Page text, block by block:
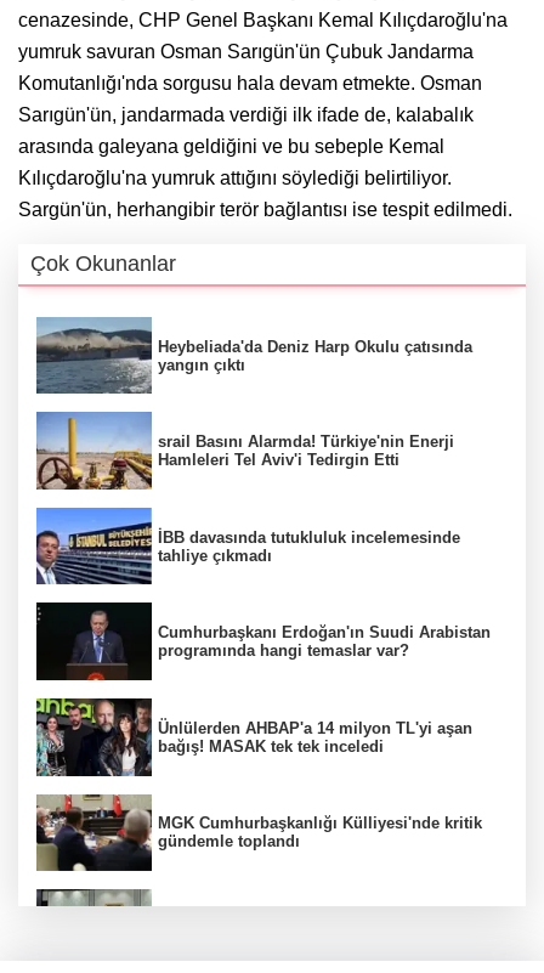
cenazesinde, CHP Genel Başkanı Kemal Kılıçdaroğlu'na
yumruk savuran Osman Sarıgün'ün Çubuk Jandarma
Komutanlığı'nda sorgusu hala devam etmekte. Osman
Sarıgün'ün, jandarmada verdiği ilk ifade de, kalabalık
arasında galeyana geldiğini ve bu sebeple Kemal
Kılıçdaroğlu'na yumruk attığını söylediği belirtiliyor.
Sargün'ün, herhangibir terör bağlantısı ise tespit edilmedi.
Çok Okunanlar
Heybeliada'da Deniz Harp Okulu çatısında
yangın çıktı
srail Basını Alarmda! Türkiye'nin Enerji
Hamleleri Tel Aviv'i Tedirgin Etti
İBB davasında tutukluluk incelemesinde
tahliye çıkmadı
Cumhurbaşkanı Erdoğan'ın Suudi Arabistan
programında hangi temaslar var?
Ünlülerden AHBAP'a 14 milyon TL'yi aşan
bağış! MASAK tek tek inceledi
MGK Cumhurbaşkanlığı Külliyesi'nde kritik
gündemle toplandı